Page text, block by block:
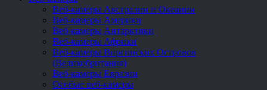
Веб-камеры Австралии и Океании
Веб-камеры Америки
Веб-камеры Антарктики
Веб-камеры Африки
Веб-камеры Виргинских Островов
(Великобритания)
Веб-камеры Евразии
Особые веб-камеры